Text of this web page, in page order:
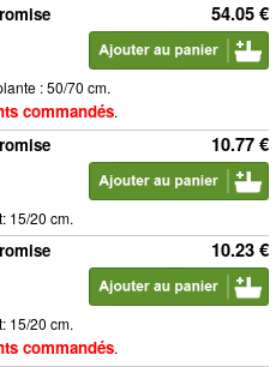
54.05 €
: 50/70 cm.
commandés.
10.77 €
15/20 cm.
10.23 €
15/20 cm.
commandés.